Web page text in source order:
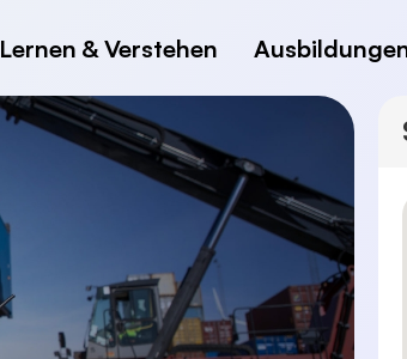
Lernen & Verstehen